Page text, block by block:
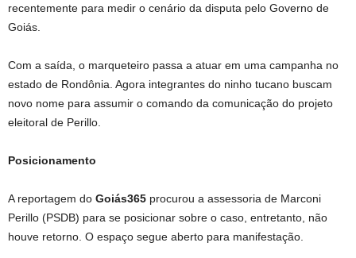
recentemente para medir o cenário da disputa pelo Governo de
Goiás.
Com a saída, o marqueteiro passa a atuar em uma campanha no
estado de Rondônia. Agora integrantes do ninho tucano buscam
novo nome para assumir o comando da comunicação do projeto
eleitoral de Perillo.
Posicionamento
A reportagem do Goiás365 procurou a assessoria de Marconi
Perillo (PSDB) para se posicionar sobre o caso, entretanto, não
houve retorno. O espaço segue aberto para manifestação.